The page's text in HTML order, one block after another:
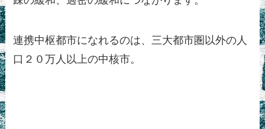
連携中枢都市になれるのは、三大都市圏以外の人
口２０万人以上の中核市。